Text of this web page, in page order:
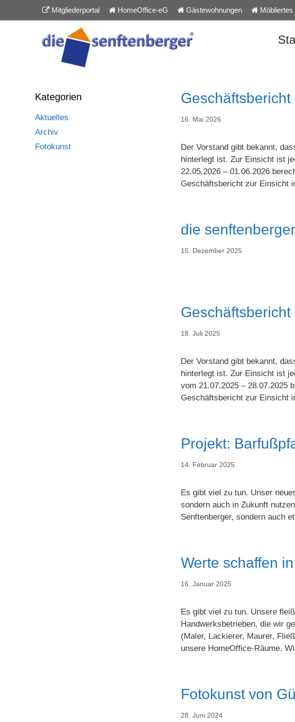
Mitgliederportal HomeOffice-eG Gästewohnungen Möbliertes
Geschäftsbericht
16. Mai 2026
Der Vorstand gibt bekannt,
hinterlegt ist. Zur Einsicht ist
22.05.2026 – 01.06.2026
Geschäftsbericht zur Einsicht
die
15. Dezember 2025
Geschäftsbericht
18. Juli 2025
Der Vorstand gibt bekannt,
hinterlegt ist. Zur Einsicht ist
vom 21.07.2025 – 28.07.2025
Geschäftsbericht zur Einsicht
Projekt:
14. Februar 2025
Es gibt viel zu tun. Unser
sondern auch in Zukunft
Senftenberger, sondern auch
Werte schaffen
16. Januar 2025
Es gibt viel zu tun. Unsere
Handwerksbetrieben, die wir
(Maler, Lackierer, Maurer,
unsere HomeOffice-Räume.
Fotokunst von
28. Juni 2024
Kategorien
Aktuelles
Archiv
Fotokunst